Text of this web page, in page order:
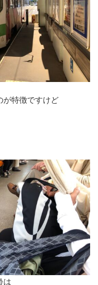
が特徴ですけど
は